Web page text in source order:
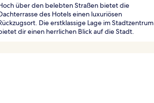
über den belebten Straßen bietet die
des Hotels einen luxuriösen
Die erstklassige Lage im Stadtzentrum
dir einen herrlichen Blick auf die Stadt.